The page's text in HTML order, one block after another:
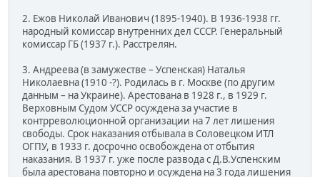
2. Ежов Николай Иванович (1895-1940). В 1936-1938 гг.
народный комиссар внутренних дел СССР. Генеральный
комиссар ГБ (1937 г.). Расстрелян.
3. Андреева (в замужестве – Успенская) Наталья
Николаевна (1910 -?). Родилась в г. Москве (по другим
данным – на Украине). Арестована в 1928 г., в 1929 г.
Верховным Судом УССР осуждена за участие в
контрреволюционной организации на 7 лет лишения
свободы. Срок наказания отбывала в Соловецком ИТЛ
ОГПУ, в 1933 г. досрочно освобождена от отбытия
наказания. В 1937 г. уже после развода с Д.В.Успенским
была арестована повторно и осуждена на 3 года лишения